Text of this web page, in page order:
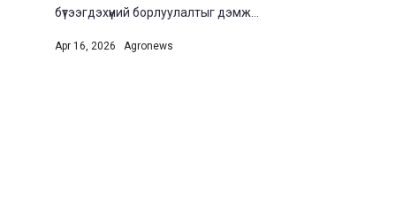
бүтээгдэхүүний борлуулалтыг дэмж...
Apr 16, 2026 Agronews